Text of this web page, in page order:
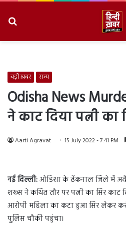
बड़ी ख़बर राज्य
Odisha News
ने काट दिया पत्नी का
Aarti Agravat 15 July 2022 - 7:41 PM
नई दिल्ली:ओडिशा के ढेंकनाल जिले में
शख्स ने कथित तौर पर पत्नी का सिर काट
आरोपी महिला का कटा हुआ सिर लेकर
पुलिस चौकी पहुंचा।